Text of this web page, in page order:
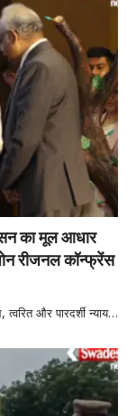
का मूल आधार
रीजनल कॉन्फ्रेंस
और पारदर्शी न्याय…